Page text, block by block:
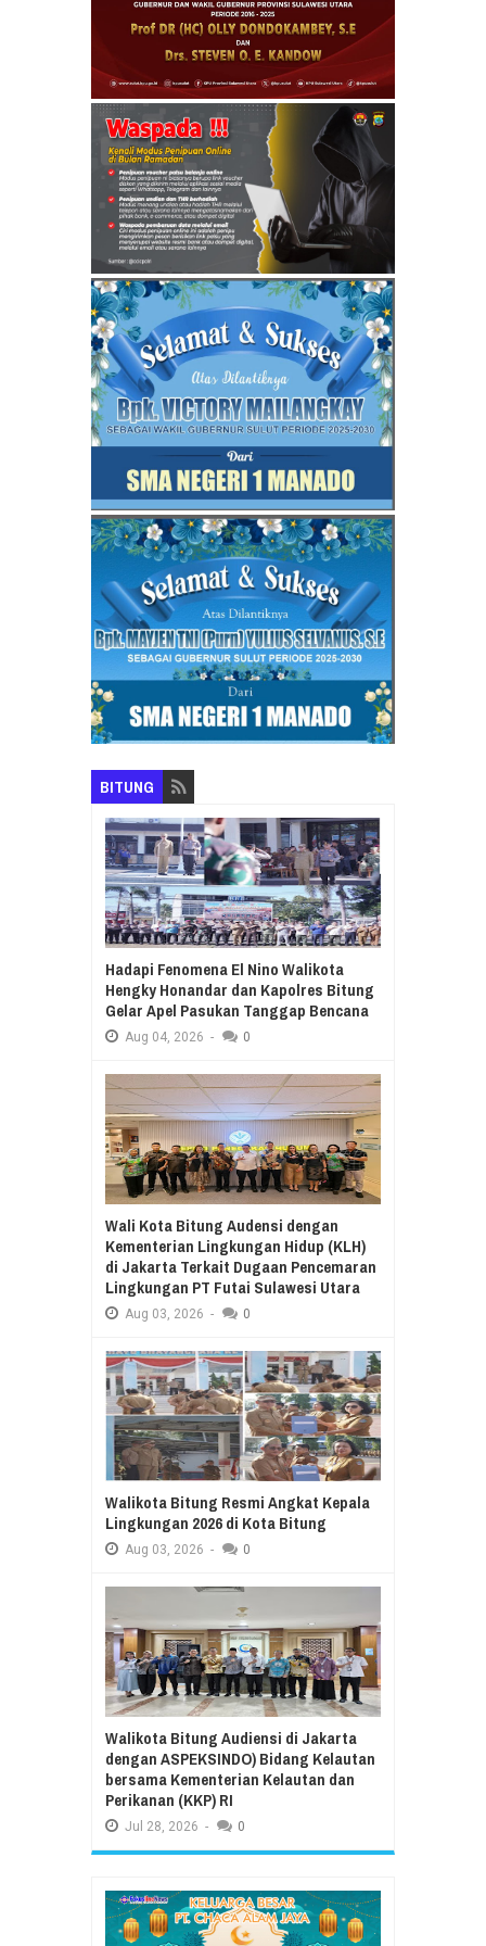
BITUNG
Hadapi Fenomena El Nino Walikota
Hengky Honandar dan Kapolres Bitung
Gelar Apel Pasukan Tanggap Bencana
Aug 04, 2026 - 0
Wali Kota Bitung Audensi dengan
Kementerian Lingkungan Hidup (KLH)
di Jakarta Terkait Dugaan Pencemaran
Lingkungan PT Futai Sulawesi Utara
Aug 03, 2026 - 0
Walikota Bitung Resmi Angkat Kepala
Lingkungan 2026 di Kota Bitung
Aug 03, 2026 - 0
Walikota Bitung Audiensi di Jakarta
dengan ASPEKSINDO) Bidang Kelautan
bersama Kementerian Kelautan dan
Perikanan (KKP) RI
Jul 28, 2026 - 0